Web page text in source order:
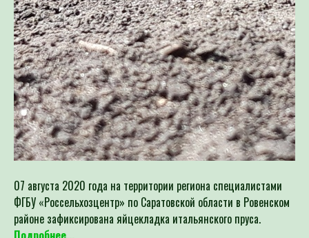
07 августа 2020 года на территории региона специалистами
ФГБУ «Россельхозцентр» по Саратовской области в Ровенском
районе зафиксирована яйцекладка итальянского пруса.
Подробнее...